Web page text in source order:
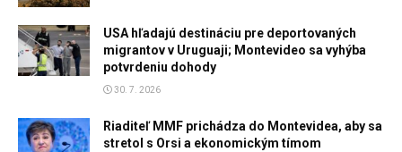
USA hľadajú destináciu pre deportovaných
migrantov v Uruguaji; Montevideo sa vyhýba
potvrdeniu dohody
30. 7. 2026
Riaditeľ MMF prichádza do Montevidea, aby sa
stretol s Orsi a ekonomickým tímom